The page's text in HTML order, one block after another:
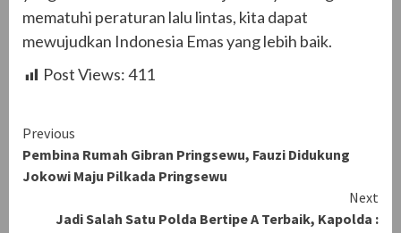
mematuhi peraturan lalu lintas, kita dapat
mewujudkan Indonesia Emas yang lebih baik.
Post Views:411
Continue
Reading
Previous
Pembina Rumah Gibran Pringsewu, Fauzi Didukung
Jokowi Maju Pilkada Pringsewu
Next
Jadi Salah Satu Polda Bertipe A Terbaik, Kapolda :